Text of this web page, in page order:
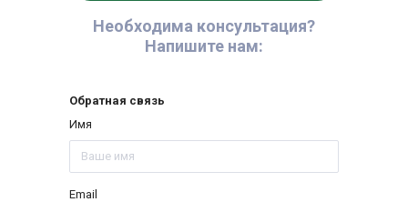
Необходима консультация?
Напишите нам:
Обратная связь
Имя
Email